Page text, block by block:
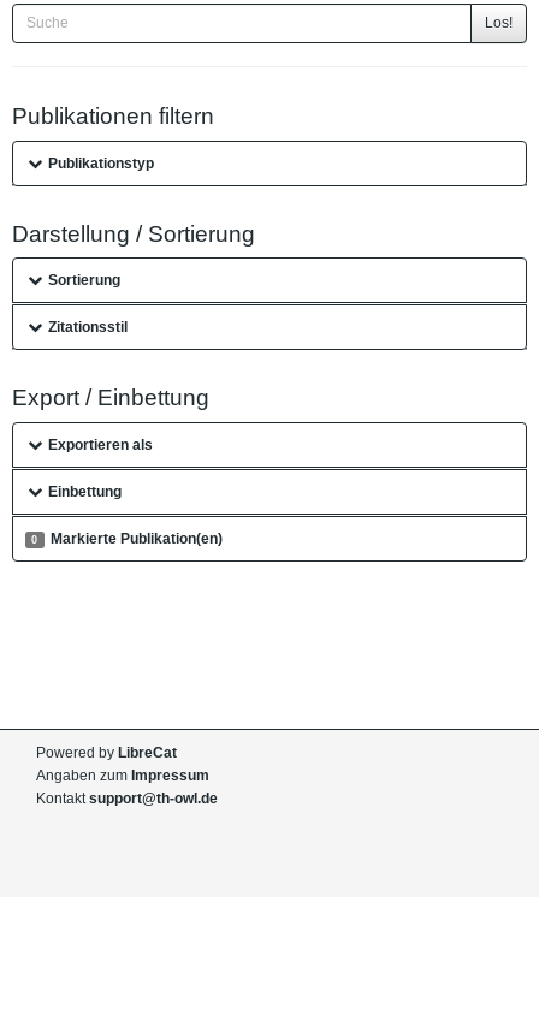
Los!
Publikationen filtern
Publikationstyp
Darstellung / Sortierung
Sortierung
Zitationsstil
Export / Einbettung
Exportieren als
Einbettung
0 Markierte Publikation(en)
Powered by LibreCat
Angaben zum Impressum
Kontaktsupport@th-owl.de